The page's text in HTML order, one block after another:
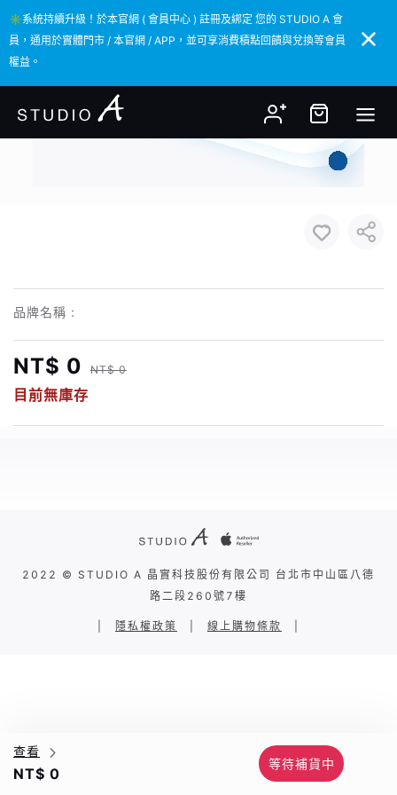
✳️系統持續升級！於本官網 ( 會員中心 ) 註冊及綁定 您的 STUDIO A 會
員，通用於實體門市 / 本官網 / APP，並可享消費積點回饋與兌換等會員
權益。
✳️系統持續升級！於本官網 ( 會員中心 ) 註冊及綁定 您的 STUDIO A 會
員，通用於實體門市 / 本官網 / APP，並可享消費積點回饋與兌換等會員
權益。
品牌名稱 :
NT$ 0 NT$ 0
目前無庫存
查看
NT$ 0
等待補貨中
2022 © STUDIO A 晶實科技股份有限公司 台北市中山區八德
路二段260號7樓
隱私權政策 線上購物條款